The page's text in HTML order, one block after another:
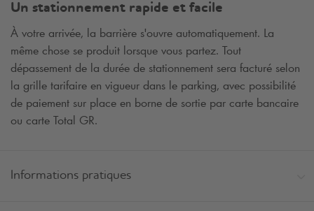
Un stationnement rapide et facile
À votre arrivée, la barrière s'ouvre automatiquement. La
même chose se produit lorsque vous partez. Tout
dépassement de la durée de stationnement sera facturé selon
la grille tarifaire en vigueur dans le parking, avec possibilité
de paiement sur place en borne de sortie par carte bancaire
ou carte Total GR.
Informations pratiques